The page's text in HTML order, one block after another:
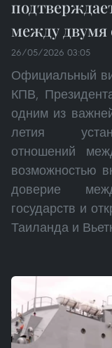
между двумя
26/05/2026 03:05
Официальный
КПВ,
одним из
летия
отношений
возможностью
доверие
государств и
Таиланда и